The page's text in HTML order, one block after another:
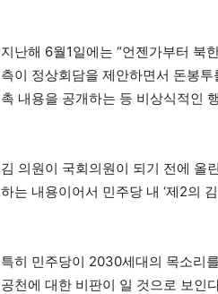
지난해 6월1일에는 “언젠가부터 북
측이 정상회담을 제안하면서 돈봉
촉 내용을 공개하는 등 비상식적인
김 의원이 국회의원이 되기 전에 올
하는 내용이어서 민주당 내 ‘제2의
특히 민주당이 2030세대의 목소리
공천에 대한 비판이 일 것으로 보인